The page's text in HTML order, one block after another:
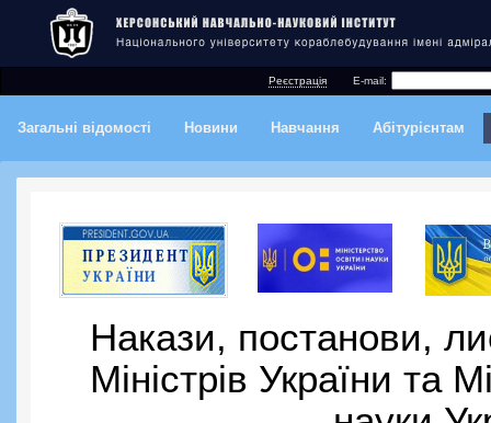
Реєстрація E-mail:
Загальні відомості Новини Навчання Абітурієнтам
Накази, постанови,
Міністрів України та